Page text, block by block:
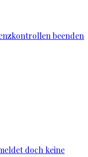
beenden
doch keine